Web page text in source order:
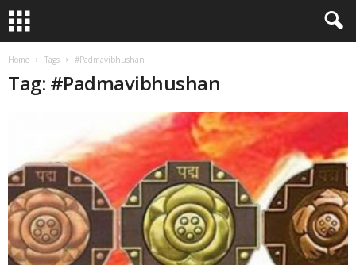
Home Tags #Padmavibhushan
Tag: #Padmavibhushan